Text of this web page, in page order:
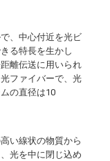
、中心付近を光ビ
る特長を生かし
離伝送に用いられ
ファイバーで、光
の直径は10
い線状の物質から
光を中に閉じ込め